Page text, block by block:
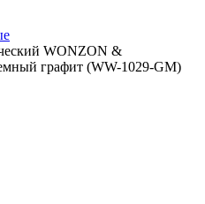
WONZON &
графит (WW-1029-GM)